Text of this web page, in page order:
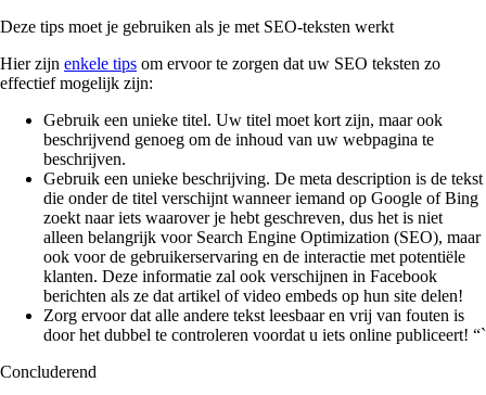
Deze tips moet je gebruiken als je met SEO-teksten werkt
Hier zijn enkele tips om ervoor te zorgen dat uw SEO teksten zo
effectief mogelijk zijn:
Gebruik een unieke titel. Uw titel moet kort zijn, maar ook
beschrijvend genoeg om de inhoud van uw webpagina te
beschrijven.
Gebruik een unieke beschrijving. De meta description is de tekst
die onder de titel verschijnt wanneer iemand op Google of Bing
zoekt naar iets waarover je hebt geschreven, dus het is niet
alleen belangrijk voor Search Engine Optimization (SEO), maar
ook voor de gebruikerservaring en de interactie met potentiële
klanten. Deze informatie zal ook verschijnen in Facebook
berichten als ze dat artikel of video embeds op hun site delen!
Zorg ervoor dat alle andere tekst leesbaar en vrij van fouten is
door het dubbel te controleren voordat u iets online publiceert! “`
Concluderend